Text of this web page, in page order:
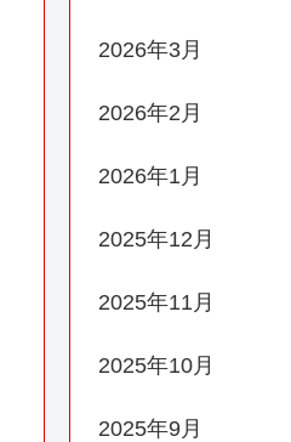
2026年3月
2026年2月
2026年1月
2025年12月
2025年11月
2025年10月
2025年9月